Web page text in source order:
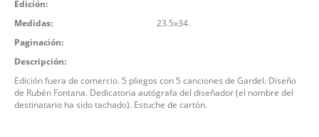
Edición:
Medidas:
23.5x34.
Paginación:
Descripción:
Edición fuera de comercio. 5 pliegos con 5 canciones de Gardel. Diseño
de Rubén Fontana. Dedicatoria autógrafa del diseñador (el nombre del
destinatario ha sido tachado). Estuche de cartón.